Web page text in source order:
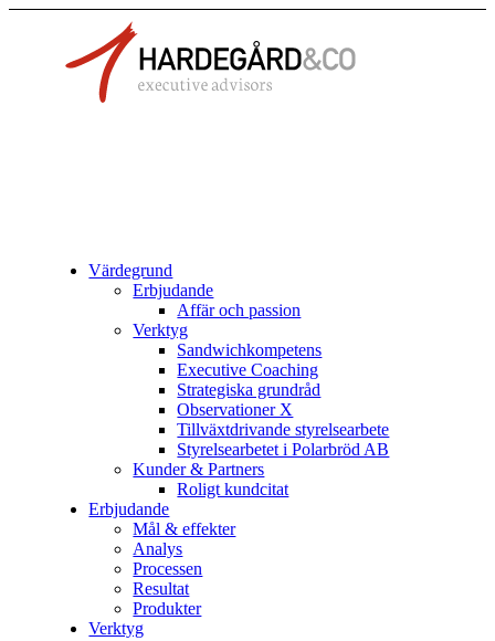
Värdegrund
Erbjudande
Affär och passion
Verktyg
Sandwichkompetens
Executive Coaching
Strategiska grundråd
Observationer X
Tillväxtdrivande styrelsearbete
Styrelsearbetet i Polarbröd AB
Kunder & Partners
Roligt kundcitat
Erbjudande
Mål & effekter
Analys
Processen
Resultat
Produkter
Verktyg